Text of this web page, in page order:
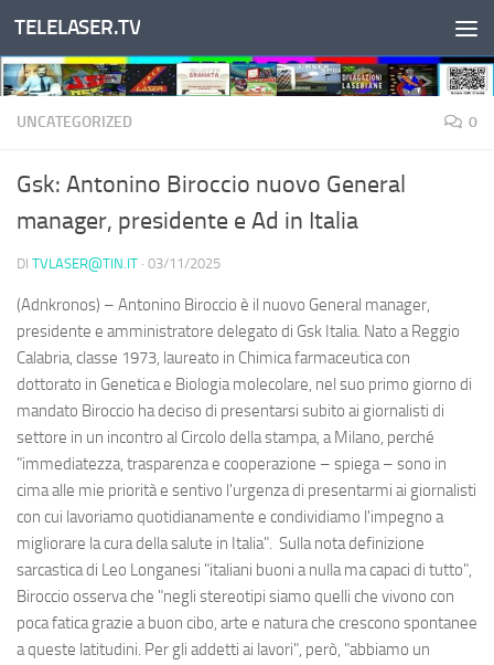
Salta al contenuto
TELELASER.TV
UNCATEGORIZED 0
Gsk: Antonino Biroccio nuovo General
manager, presidente e Ad in Italia
DI TVLASER@TIN.IT · 03/11/2025
(Adnkronos) – Antonino Biroccio è il nuovo General manager,
presidente e amministratore delegato di Gsk Italia. Nato a Reggio
Calabria, classe 1973, laureato in Chimica farmaceutica con
dottorato in Genetica e Biologia molecolare, nel suo primo giorno di
mandato Biroccio ha deciso di presentarsi subito ai giornalisti di
settore in un incontro al Circolo della stampa, a Milano, perché
"immediatezza, trasparenza e cooperazione – spiega – sono in
cima alle mie priorità e sentivo l'urgenza di presentarmi ai giornalisti
con cui lavoriamo quotidianamente e condividiamo l'impegno a
migliorare la cura della salute in Italia". Sulla nota definizione
sarcastica di Leo Longanesi "italiani buoni a nulla ma capaci di tutto",
Biroccio osserva che "negli stereotipi siamo quelli che vivono con
poca fatica grazie a buon cibo, arte e natura che crescono spontanee
a queste latitudini. Per gli addetti ai lavori", però, "abbiamo un